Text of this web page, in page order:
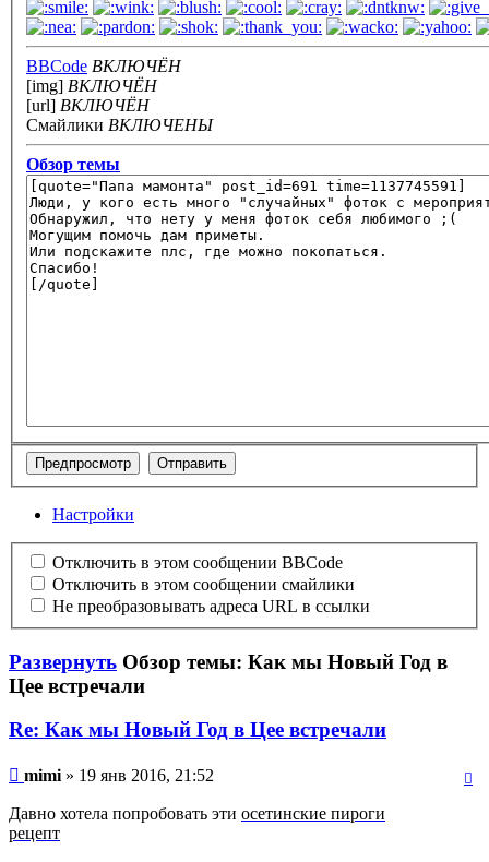
BBCode ВКЛЮЧЁН
[img] ВКЛЮЧЁН
[url] ВКЛЮЧЁН
Смайлики ВКЛЮЧЕНЫ
Обзор темы
Настройки
Отключить в этом сообщении BBCode
Отключить в этом сообщении смайлики
Не преобразовывать адреса URL в ссылки
Развернуть Обзор темы: Как мы Новый Год в
Цее встречали
Re: Как мы Новый Год в Цее встречали
mimi » 19 янв 2016, 21:52
Давно хотела попробовать эти осетинские пироги
рецепт